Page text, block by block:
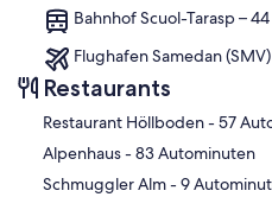
Bahnhof Scuol-Tarasp –
Flughafen Samedan
Restaurants
‪Restaurant
‪Alpenhaus - ‬83 Autominuten
‪Schmuggler Alm - ‬9